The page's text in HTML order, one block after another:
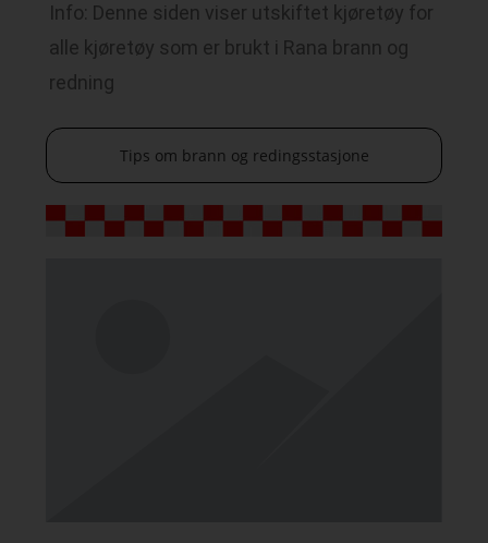
Info: Denne siden viser utskiftet kjøretøy for
alle kjøretøy som er brukt i Rana brann og
redning
Tips om brann og redingsstasjone